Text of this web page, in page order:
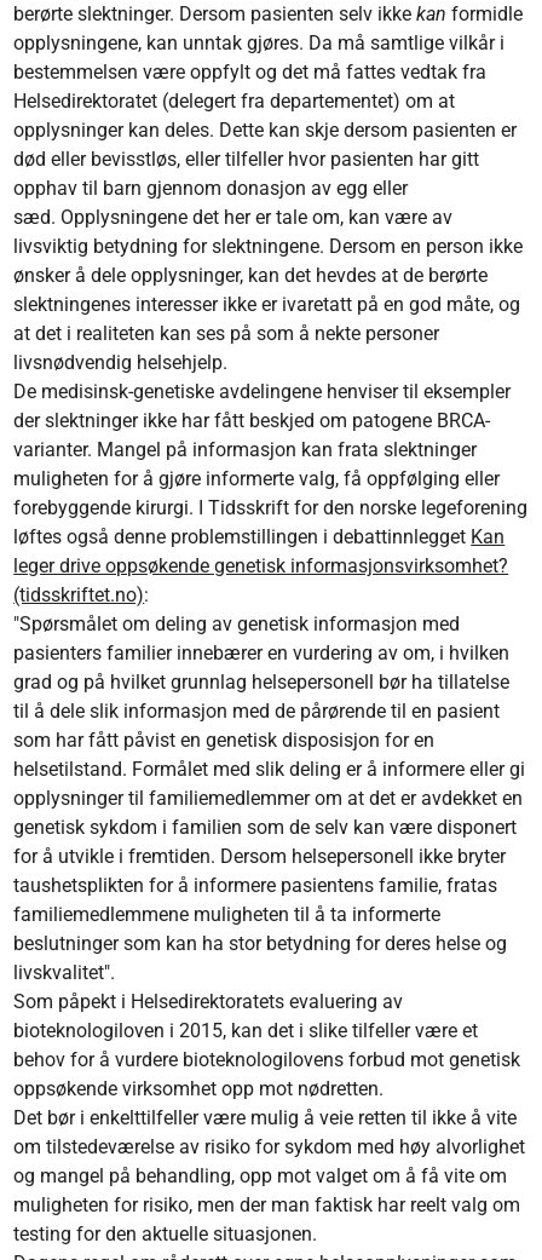
berørte slektninger. Dersom pasienten selv ikkekan formidle
opplysningene, kan unntak gjøres. Da må samtlige vilkår i
bestemmelsen være oppfylt og det må fattes vedtak fra
Helsedirektoratet (delegert fra departementet) om at
opplysninger kan deles. Dette kan skje dersom pasienten er
død eller bevisstløs, eller tilfeller hvor pasienten har gitt
opphav til barn gjennom donasjon av egg eller
sæd. Opplysningene det her er tale om, kan være av
livsviktig betydning for slektningene. Dersom en person ikke
ønsker å dele opplysninger, kan det hevdes at de berørte
slektningenes interesser ikke er ivaretatt på en god måte, og
at det i realiteten kan ses på som å nekte personer
livsnødvendig helsehjelp.
De medisinsk-genetiske avdelingene henviser til eksempler
der slektninger ikke har fått beskjed om patogene BRCA-
varianter. Mangel på informasjon kan frata slektninger
muligheten for å gjøre informerte valg, få oppfølging eller
forebyggende kirurgi. I Tidsskrift for den norske legeforening
løftes også denne problemstillingen i debattinnlegget Kan
leger drive oppsøkende genetisk informasjonsvirksomhet?
(tidsskriftet.no):
"Spørsmålet om deling av genetisk informasjon med
pasienters familier innebærer en vurdering av om, i hvilken
grad og på hvilket grunnlag helsepersonell bør ha tillatelse
til å dele slik informasjon med de pårørende til en pasient
som har fått påvist en genetisk disposisjon for en
helsetilstand. Formålet med slik deling er å informere eller gi
opplysninger til familiemedlemmer om at det er avdekket en
genetisk sykdom i familien som de selv kan være disponert
for å utvikle i fremtiden. Dersom helsepersonell ikke bryter
taushetsplikten for å informere pasientens familie, fratas
familiemedlemmene muligheten til å ta informerte
beslutninger som kan ha stor betydning for deres helse og
livskvalitet".
Som påpekt i Helsedirektoratets evaluering av
bioteknologiloven i 2015, kan det i slike tilfeller være et
behov for å vurdere bioteknologilovens forbud mot genetisk
oppsøkende virksomhet opp mot nødretten.
Det bør i enkelttilfeller være mulig å veie retten til ikke å vite
om tilstedeværelse av risiko for sykdom med høy alvorlighet
og mangel på behandling, opp mot valget om å få vite om
muligheten for risiko, men der man faktisk har reelt valg om
testing for den aktuelle situasjonen.